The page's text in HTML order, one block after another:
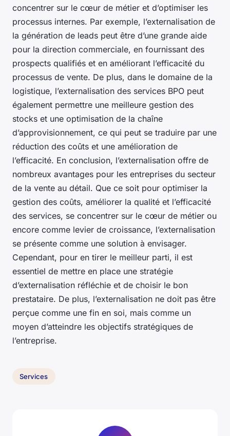
concentrer sur le cœur de métier et d’optimiser les
processus internes. Par exemple, l’externalisation de
la génération de leads peut être d’une grande aide
pour la direction commerciale, en fournissant des
prospects qualifiés et en améliorant l’efficacité du
processus de vente. De plus, dans le domaine de la
logistique, l’externalisation des services BPO peut
également permettre une meilleure gestion des
stocks et une optimisation de la chaîne
d’approvisionnement, ce qui peut se traduire par une
réduction des coûts et une amélioration de
l’efficacité. En conclusion, l’externalisation offre de
nombreux avantages pour les entreprises du secteur
de la vente au détail. Que ce soit pour optimiser la
gestion des coûts, améliorer la qualité et l’efficacité
des services, se concentrer sur le cœur de métier ou
encore comme levier de croissance, l’externalisation
se présente comme une solution à envisager.
Cependant, pour en tirer le meilleur parti, il est
essentiel de mettre en place une stratégie
d’externalisation réfléchie et de choisir le bon
prestataire. De plus, l’externalisation ne doit pas être
perçue comme une fin en soi, mais comme un
moyen d’atteindre les objectifs stratégiques de
l’entreprise.
Services